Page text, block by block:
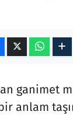
ganimet
anlam